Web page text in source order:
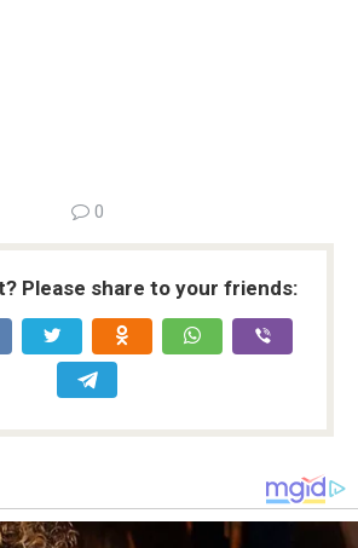
0
Please share to your friends: